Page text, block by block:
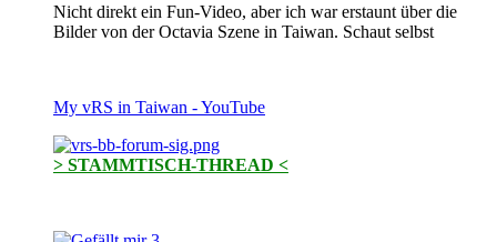
Nicht direkt ein Fun-Video, aber ich war erstaunt über die
Bilder von der Octavia Szene in Taiwan. Schaut selbst
My vRS in Taiwan - YouTube
> STAMMTISCH-THREAD <